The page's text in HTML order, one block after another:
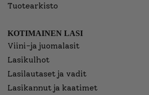
Tuotearkisto
KOTIMAINEN LASI
Viini-ja juomalasit
Lasikulhot
Lasilautaset ja vadit
Lasikannut ja kaatimet